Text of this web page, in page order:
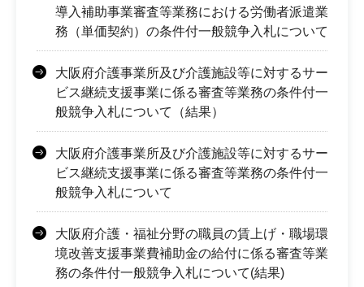
導入補助事業審査等業務における労働者派遣業
務（単価契約）の条件付一般競争入札について
大阪府介護事業所及び介護施設等に対するサー
ビス継続支援事業に係る審査等業務の条件付一
般競争入札について（結果）
大阪府介護事業所及び介護施設等に対するサー
ビス継続支援事業に係る審査等業務の条件付一
般競争入札について
大阪府介護・福祉分野の職員の賃上げ・職場環
境改善支援事業費補助金の給付に係る審査等業
務の条件付一般競争入札について(結果)